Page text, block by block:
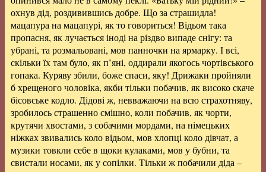
охнув дід, роздивившись добре. Що за страшидла!
мацапура на мацапурі, як то говориться! Відьом така
пропасня, як лучається іноді на різдво випаде снігу: та
убрані, та розмальовані, мов панночки на ярмарку. І всі,
скільки їх там було, як п’яні, оддирали якогось чортівського
гопака. Куряву збили, боже спаси, яку! Дрижаки пройняли
б хрещеного чоловіка, якби тільки побачив, як високо скаче
бісовське кодло. Дідові ж, невважаючи на всю страхотняву,
зробилось страшенно смішно, коли побачив, як чорти,
крутячи хвостами, з собачими мордами, на німецьких
ніжках звивались коло відьом, мов хлопці коло дівчат, а
музики товкли себе в щоки кулаками, мов у бубни, та
свистали носами, як у сопілки. Тільки ж побачили діда –